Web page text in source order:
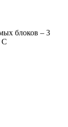
блоков – 3